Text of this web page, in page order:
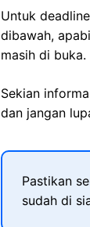
Untuk
dibawah,
masih di buka.
Sekian
dan jangan
Pastikan
sudah di